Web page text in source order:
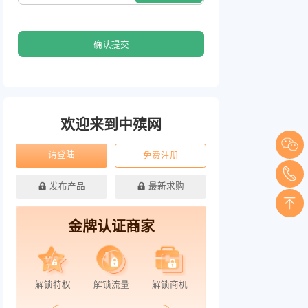
确认提交
欢迎来到中殡网
请登陆 免费注册
发布产品 最新求购
金牌认证商家
解锁特权 解锁流量 解锁商机